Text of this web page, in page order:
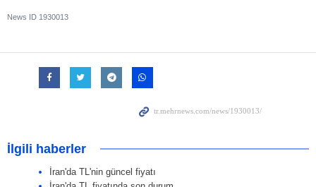
News ID 1930013
İlgili haberler
İran'da TL'nin güncel fiyatı